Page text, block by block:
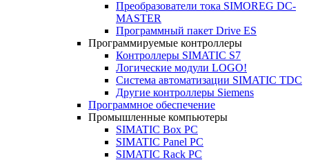
Преобразователи тока SIMOREG DC-
MASTER
Программный пакет Drive ES
Программируемые контроллеры
Контроллеры SIMATIC S7
Логические модули LOGO!
Система автоматизации SIMATIC TDC
Другие контроллеры Siemens
Программное обеспечение
Промышленные компьютеры
SIMATIC Box PC
SIMATIC Panel PС
SIMATIC Rack PC